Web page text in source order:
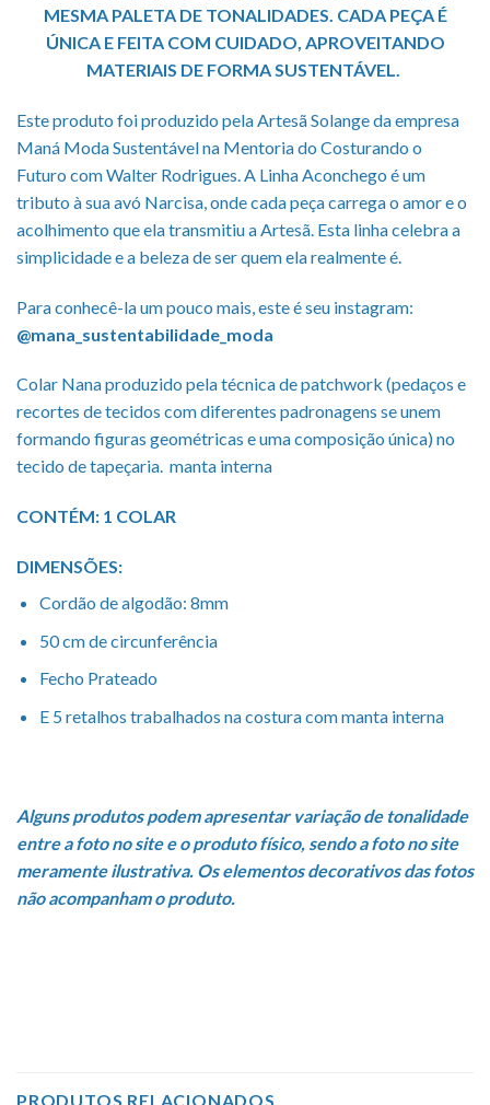
MESMA PALETA DE TONALIDADES. CADA PEÇA É
ÚNICA E FEITA COM CUIDADO, APROVEITANDO
MATERIAIS DE FORMA SUSTENTÁVEL.
Este produto foi produzido pela Artesã Solange da empresa
Maná Moda Sustentável na Mentoria do Costurando o
Futuro com Walter Rodrigues. A Linha Aconchego é um
tributo à sua avó Narcisa, onde cada peça carrega o amor e o
acolhimento que ela transmitiu a Artesã. Esta linha celebra a
simplicidade e a beleza de ser quem ela realmente é.
Para conhecê-la um pouco mais, este é seu instagram:
@mana_sustentabilidade_moda
Colar Nana produzido pela técnica de patchwork (pedaços e
recortes de tecidos com diferentes padronagens se unem
formando figuras geométricas e uma composição única) no
tecido de tapeçaria. manta interna
CONTÉM: 1 COLAR
DIMENSÕES:
Cordão de algodão: 8mm
50 cm de circunferência
Fecho Prateado
E 5 retalhos trabalhados na costura com manta interna
Alguns produtos podem apresentar variação de tonalidade
entre a foto no site e o produto físico, sendo a foto no site
meramente ilustrativa. Os elementos decorativos das fotos
não acompanham o produto.
PRODUTOS RELACIONADOS